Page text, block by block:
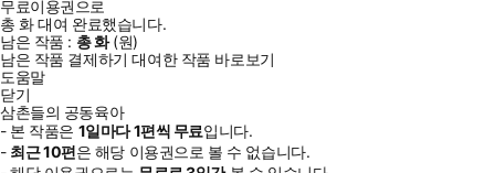
무료이용권으로
총 화대여 완료했습니다.
남은 작품 : 총화(원)
남은 작품 결제하기 대여한 작품 바로보기
도움말
닫기
삼촌들의 공동육아
- 본 작품은 1일마다1편씩 무료입니다.
- 최근10편은 해당 이용권으로 볼 수 없습니다.